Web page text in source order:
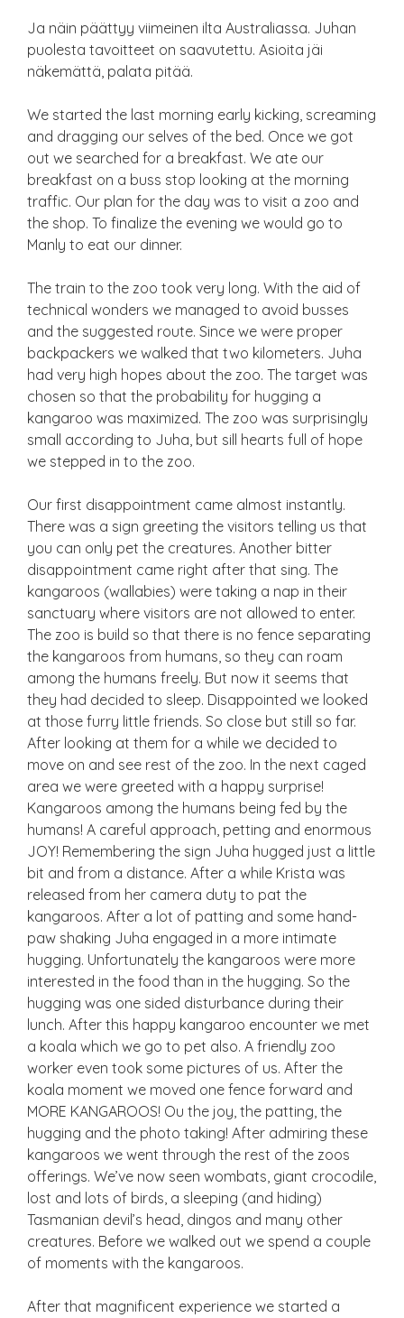
Ja näin päättyy viimeinen ilta Australiassa. Juhan
puolesta tavoitteet on saavutettu. Asioita jäi
näkemättä, palata pitää.
We started the last morning early kicking, screaming
and dragging our selves of the bed. Once we got
out we searched for a breakfast. We ate our
breakfast on a buss stop looking at the morning
traffic. Our plan for the day was to visit a zoo and
the shop. To finalize the evening we would go to
Manly to eat our dinner.
The train to the zoo took very long. With the aid of
technical wonders we managed to avoid busses
and the suggested route. Since we were proper
backpackers we walked that two kilometers. Juha
had very high hopes about the zoo. The target was
chosen so that the probability for hugging a
kangaroo was maximized. The zoo was surprisingly
small according to Juha, but sill hearts full of hope
we stepped in to the zoo.
Our first disappointment came almost instantly.
There was a sign greeting the visitors telling us that
you can only pet the creatures. Another bitter
disappointment came right after that sing. The
kangaroos (wallabies) were taking a nap in their
sanctuary where visitors are not allowed to enter.
The zoo is build so that there is no fence separating
the kangaroos from humans, so they can roam
among the humans freely. But now it seems that
they had decided to sleep. Disappointed we looked
at those furry little friends. So close but still so far.
After looking at them for a while we decided to
move on and see rest of the zoo. In the next caged
area we were greeted with a happy surprise!
Kangaroos among the humans being fed by the
humans! A careful approach, petting and enormous
JOY! Remembering the sign Juha hugged just a little
bit and from a distance. After a while Krista was
released from her camera duty to pat the
kangaroos. After a lot of patting and some hand-
paw shaking Juha engaged in a more intimate
hugging. Unfortunately the kangaroos were more
interested in the food than in the hugging. So the
hugging was one sided disturbance during their
lunch. After this happy kangaroo encounter we met
a koala which we go to pet also. A friendly zoo
worker even took some pictures of us. After the
koala moment we moved one fence forward and
MORE KANGAROOS! Ou the joy, the patting, the
hugging and the photo taking! After admiring these
kangaroos we went through the rest of the zoos
offerings. We’ve now seen wombats, giant crocodile,
lost and lots of birds, a sleeping (and hiding)
Tasmanian devil’s head, dingos and many other
creatures. Before we walked out we spend a couple
of moments with the kangaroos.
After that magnificent experience we started a